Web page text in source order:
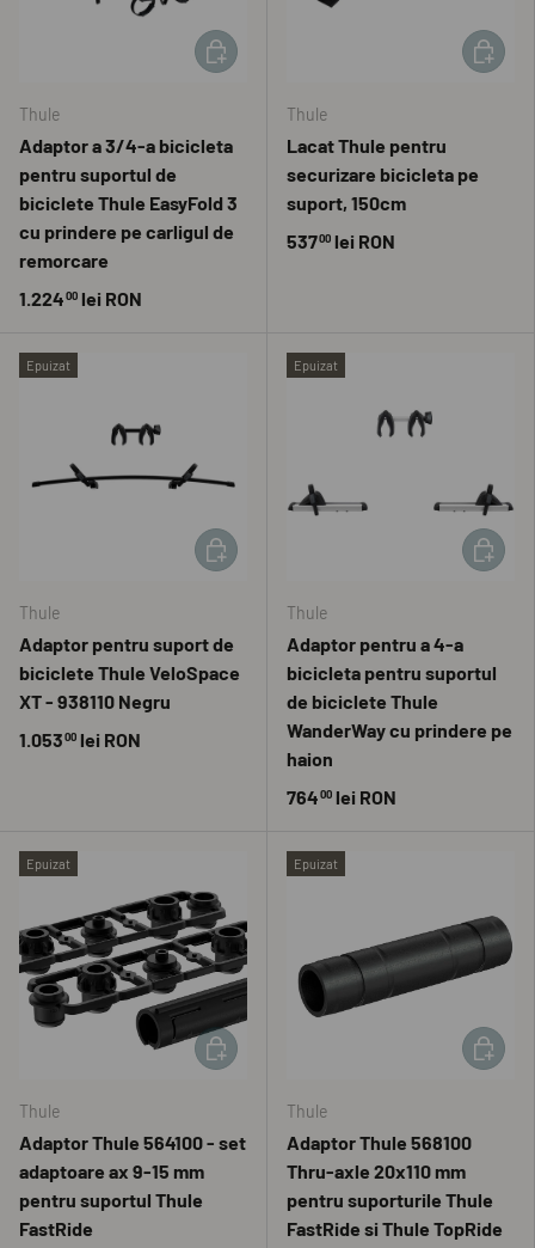
Thule
Adaptor a 3/4-a bicicleta
pentru suportul de
biciclete Thule EasyFold 3
cu prindere pe carligul de
remorcare
1.22400 lei RON
ADAUGĂ ÎN COȘ
Thule
Lacat Thule pentru
securizare bicicleta pe
suport, 150cm
53700 lei RON
Epuizat
Thule
Adaptor pentru suport de
biciclete Thule VeloSpace
XT - 938110 Negru
1.05300 lei RON
ADAUGĂ ÎN COȘ
Epuizat
Thule
Adaptor pentru a 4-a
bicicleta pentru suportul
de biciclete Thule
WanderWay cu prindere pe
haion
76400 lei RON
Epuizat
Thule
Adaptor Thule 564100 - set
adaptoare ax 9-15 mm
pentru suportul Thule
FastRide
ADAUGĂ ÎN COȘ
Epuizat
Thule
Adaptor Thule 568100
Thru-axle 20x110 mm
pentru suporturile Thule
FastRide si Thule TopRide